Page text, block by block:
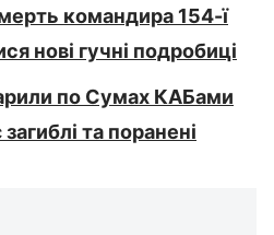
командира 154-ї
нові гучні подробиці
по Сумах КАБами
та поранені